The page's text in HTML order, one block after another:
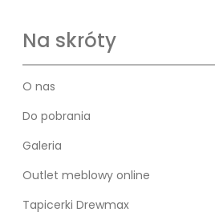
Na skróty
O nas
Do pobrania
Galeria
Outlet meblowy online
Tapicerki Drewmax